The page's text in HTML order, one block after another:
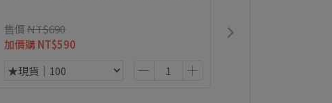
售價NT$690
加價購 NT$590